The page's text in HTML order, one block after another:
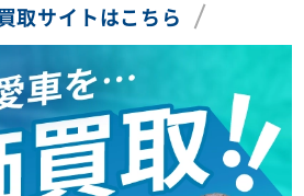
買取サイトはこちら